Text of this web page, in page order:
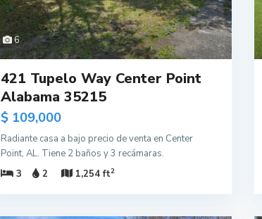
6
421 Tupelo Way Center Point
Alabama 35215
$ 109,000
Radiante casa a bajo precio de venta en Center
Point, AL. Tiene 2 baños y 3 recámaras.
3
2 1,254 ft2